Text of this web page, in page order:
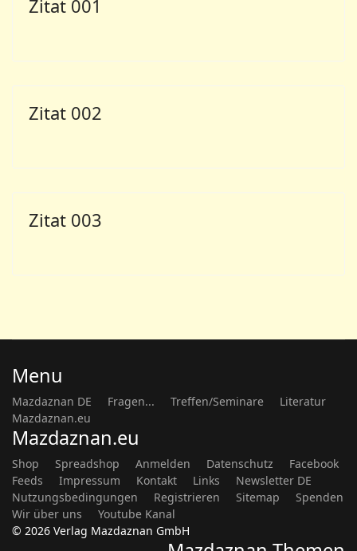
Zitat 001
Zitat 002
Zitat 003
Menu
Mazdaznan DE Fragen... Treffen/Seminare
Literatur
Mazdaznan.eu
Mazdaznan.eu
Shop Spreadshop Anmelden Datenschutz
Facebook
Feeds
Impressum Kontakt Links
Newsletter DE
Nutzungsbedingungen
Registrieren Sitemap
Spenden
Wir über uns
Youtube Kanal
© 2026 Verlag Mazdaznan GmbH